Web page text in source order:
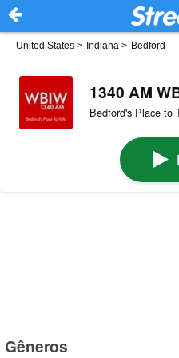
United States > Indiana > Bedford
1340 AM
Bedford's Place to
Gêneros